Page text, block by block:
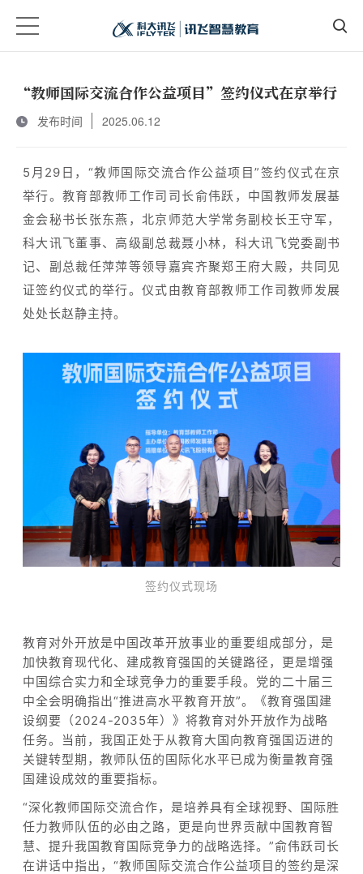
“教师国际交流合作公益项目”签约仪式在京举行
发布时间 2025.06.12
5月29日，“教师国际交流合作公益项目”签约仪式在京
举行。教育部教师工作司司长俞伟跃，中国教师发展基
金会秘书长张东燕，北京师范大学常务副校长王守军，
科大讯飞董事、高级副总裁聂小林，科大讯飞党委副书
记、副总裁任萍萍等领导嘉宾齐聚郑王府大殿，共同见
证签约仪式的举行。仪式由教育部教师工作司教师发展
处处长赵静主持。
签约仪式现场
教育对外开放是中国改革开放事业的重要组成部分，是
加快教育现代化、建成教育强国的关键路径，更是增强
中国综合实力和全球竞争力的重要手段。党的二十届三
中全会明确指出“推进高水平教育开放”。《教育强国建
设纲要（2024-2035年）》将教育对外开放作为战略
任务。当前，我国正处于从教育大国向教育强国迈进的
关键转型期，教师队伍的国际化水平已成为衡量教育强
国建设成效的重要指标。
“深化教师国际交流合作，是培养具有全球视野、国际胜
任力教师队伍的必由之路，更是向世界贡献中国教育智
慧、提升我国教育国际竞争力的战略选择。”俞伟跃司长
在讲话中指出，“教师国际交流合作公益项目的签约是深